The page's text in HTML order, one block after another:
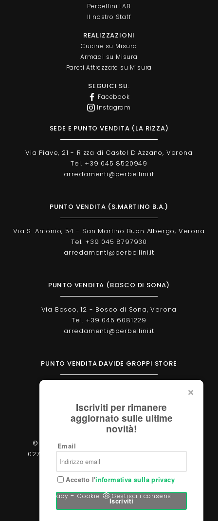
Perbellini LAB
Il nostro Staff
REALIZZAZIONI
Cucine su Misura
Armadi su Misura
Pareti Attrezzate su Misura
SEGUICI SU:
Facebook
Instagram
SEDE E PUNTO VENDITA (LA RIZZA)
Via Piave, 21 - Rizza di Castel D'Azzano, Verona
Tel. +39 045 8520949
arredamenti@perbellini.it
PUNTO VENDITA (S.MARTINO B.A.)
Via S. Antonio, 54 - San Martino Buon Albergo, Verona
Tel. +39 045 8797930
arredamenti@perbellini.it
PUNTO VENDITA (BOSCO DI SONA)
Via Bosco, 12 - Bosco di Sona, Verona
Tel. +39 045 6081229
arredamenti@perbellini.it
PUNTO VENDITA DAVIDE GROPPI STORE
verona@davidegroppi.store
© 2026 - Perbellini Arredamenti S.r.l. - P.IVA
02783400233 - Via Verdi, 31/A - 37060, Castel
d'Azzano (Verona)
Privacy-Cookie Gestisci i consensi
Iscriviti per rimanere
aggiornato sulle ultime
novità!
Email
Accetto l'informativa sulla privacy
Iscriviti